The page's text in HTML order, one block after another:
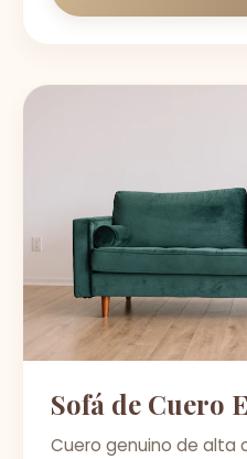
Sofá de Cuero
Cuero genuino de alta